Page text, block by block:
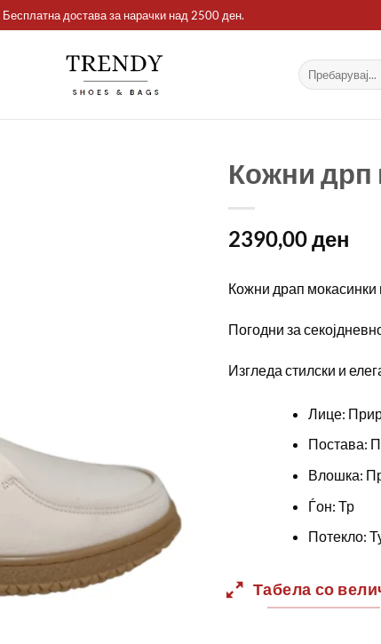
Бесплатна достава за нарачки над 2500 ден.
Барај
за:
Кожни дрп
2390,00ден
Кожни драп мокасинки
Погодни за
Изгледа стилски и
Лице:
Постава:
Влошка:
Ѓон: Тр
Потекло:
Табела со